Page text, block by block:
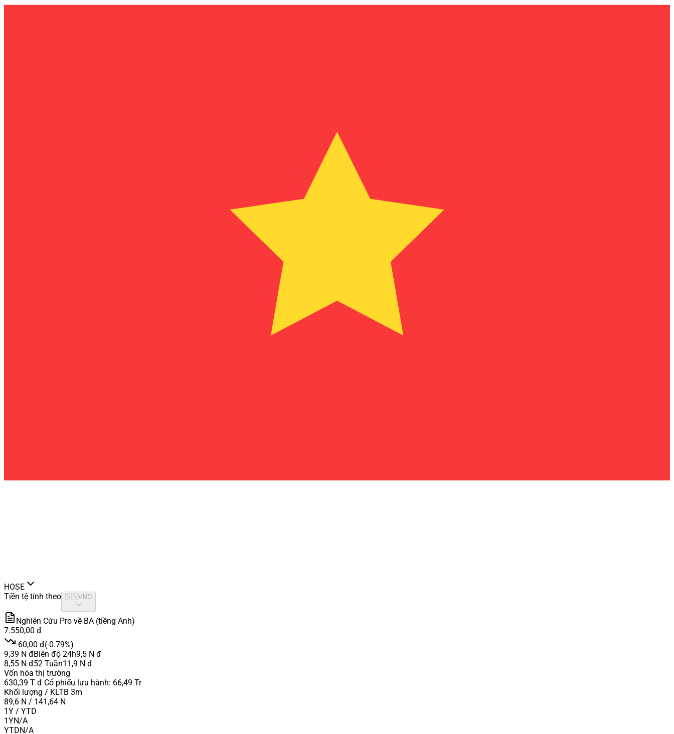
HOSE
Tiền tệ tính theo 🇻🇳 VND
Nghiên Cứu Pro về BA (tiềng Anh)
7.550,00 đ
-60,00 đ(-0.79%)
9,39 N đBiên độ 24h9,5 N đ
8,55 N đ52 Tuần11,9 N đ
Vốn hóa thị trường
630,39 T đ Cổ phiếu lưu hành: 66,49 Tr
Khối lượng / KLTB 3m
89,6 N / 141,64 N
1Y / YTD
1YN/A
YTDN/A